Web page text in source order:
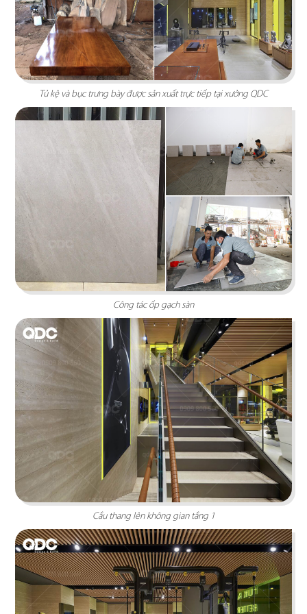
VINFAST
Showroom VinFast Bến Tre được thiết kế với
phong cách hiện đại, tạo sự thoải mái, dễ dàng
tiếp cận với khách hàng...
Chi tiết
TRẦM HƯƠNG AN TÂM
Thiết kế showroom trầm hương theo phong cách
Indochine sang trọng, tinh tế.
Chi tiết
SPA HOA HƯỚNG DƯƠNG
Thiết kế theo phong cách Mid-century modern vớ
Tủ kệ và bục trưng bày được sản xuất trực tiếp tại xưởng QDC
Công tác ốp gạch sàn
Cầu thang lên không gian tầng 1